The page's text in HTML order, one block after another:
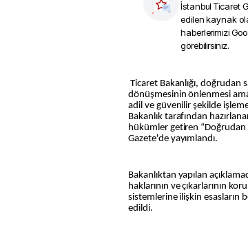
İstanbul Ticaret
edilen kaynak
haberlerimizi
görebilirsiniz.
Ticaret Bakanlığı, doğrudan satış sistemlerinin piramit satış sistemine
dönüşmesinin önlenmesi
adil ve güvenilir şekilde
Bakanlık tarafından
hükümler getiren “Doğrudan
Gazete'de yayımlandı.
Bakanlıktan yapılan
haklarının ve çıkarlarının
sistemlerine ilişkin esasların
edildi.